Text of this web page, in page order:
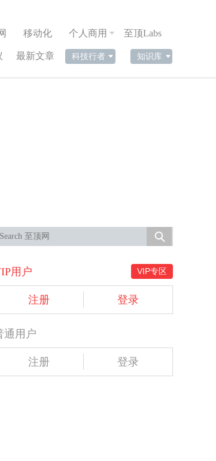
移动化 个人商用 至顶Labs
最新文章 科技行者 知识库
VIP专区
用户
注册 登录
通用户
注册 登录